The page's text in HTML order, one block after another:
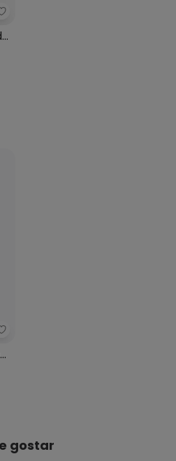
Quintess - Blusa Regata
Quintess - Calça Azul Escuro
gostar